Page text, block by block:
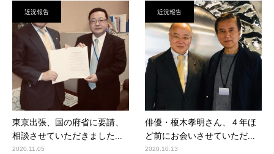
近況報告
東京出張、国の府省に要請、
相談させていただきました...
2020.11.05
近況報告
俳優・榎木孝明さん、４年ほ
ど前にお会いさせていただ...
2020.10.13